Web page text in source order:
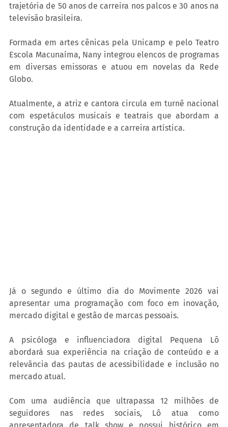
trajetória de 50 anos de carreira nos palcos e 30 anos na
televisão brasileira.
Formada em artes cênicas pela Unicamp e pelo Teatro
Escola Macunaíma, Nany integrou elencos de programas
em diversas emissoras e atuou em novelas da Rede
Globo.
Atualmente, a atriz e cantora circula em turnê nacional
com espetáculos musicais e teatrais que abordam a
construção da identidade e a carreira artística.
Já o segundo e último dia do Movimente 2026 vai
apresentar uma programação com foco em inovação,
mercado digital e gestão de marcas pessoais.
A psicóloga e influenciadora digital Pequena Lô
abordará sua experiência na criação de conteúdo e a
relevância das pautas de acessibilidade e inclusão no
mercado atual.
Com uma audiência que ultrapassa 12 milhões de
seguidores nas redes sociais, Lô atua como